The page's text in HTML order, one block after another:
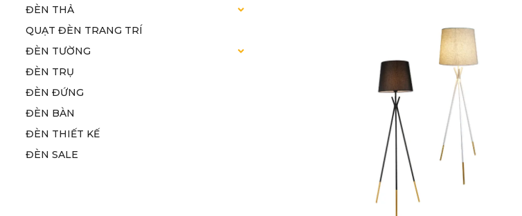
ĐÈN THẢ
QUẠT ĐÈN TRANG TRÍ
ĐÈN TƯỜNG
ĐÈN TRỤ
ĐÈN ĐỨNG
ĐÈN BÀN
ĐÈN THIẾT KẾ
ĐÈN SALE